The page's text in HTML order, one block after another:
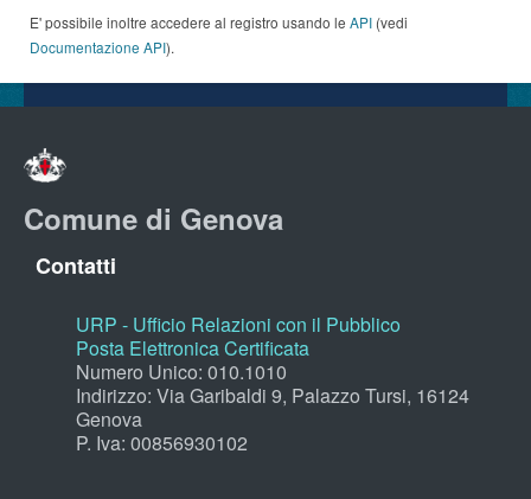
E' possibile inoltre accedere al registro usando le API (vedi
Documentazione API).
Comune di Genova
Contatti
URP - Ufficio Relazioni con il Pubblico
Posta Elettronica Certificata
Numero Unico: 010.1010
Indirizzo: Via Garibaldi 9, Palazzo Tursi, 16124
Genova
P. Iva: 00856930102